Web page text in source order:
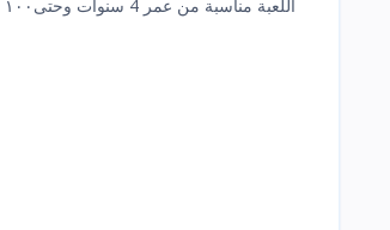
اللعبة مناسبة من عمر 4 سنوات وحتى١٠٠ سنه 😂🙊